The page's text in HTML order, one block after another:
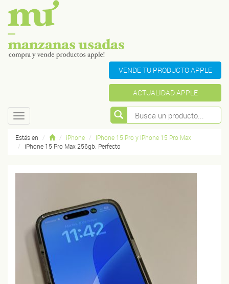
VENDE TU PRODUCTO APPLE
ACTUALIDAD APPLE
Toggle
navigation
Estás en iPhone
IPhone 15 Pro y IPhone 15 Pro Max
iPhone 15 Pro Max 256gb. Perfecto